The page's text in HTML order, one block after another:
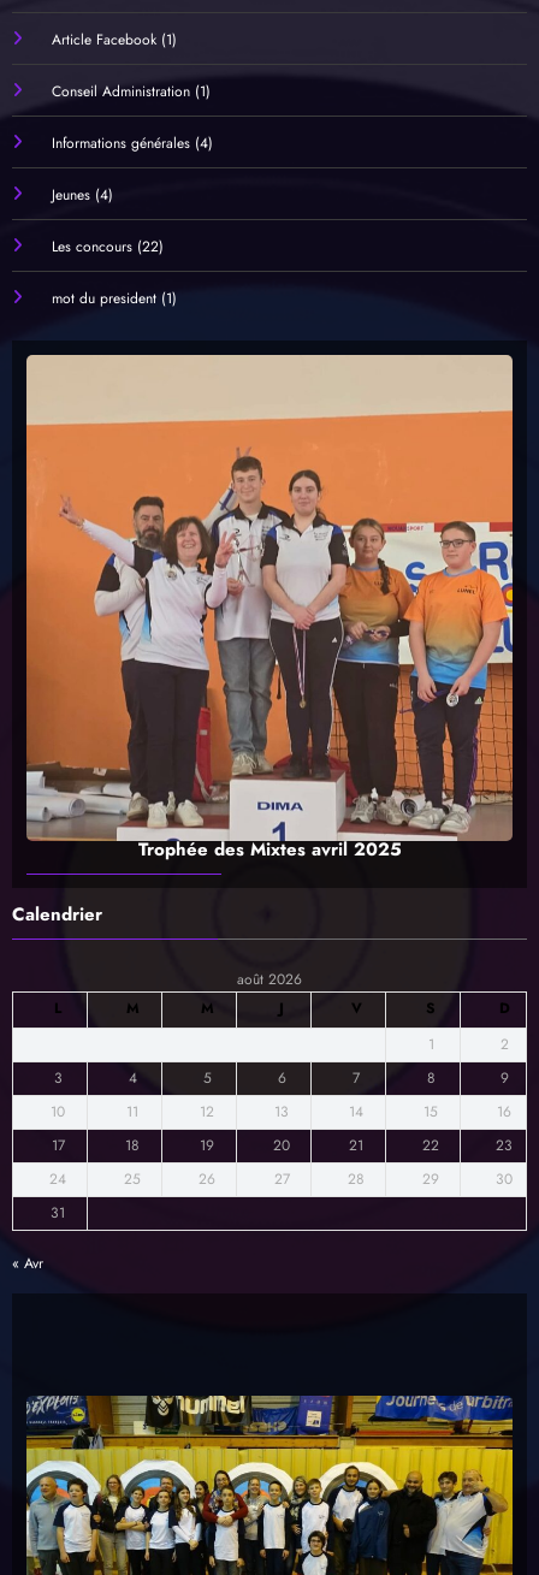
Article Facebook(1)
Conseil Administration(1)
Informations générales(4)
Jeunes(4)
Les concours(22)
mot du president(1)
Trophée des Mixtes avril 2025
Calendrier
août 2026
L
M M J V S
D
1
2
3
4 5 6 7 8
9
10
11 12 13 14 15
16
17
18 19 20 21 22
23
24
25 26 27 28 29
30
31
« Avr